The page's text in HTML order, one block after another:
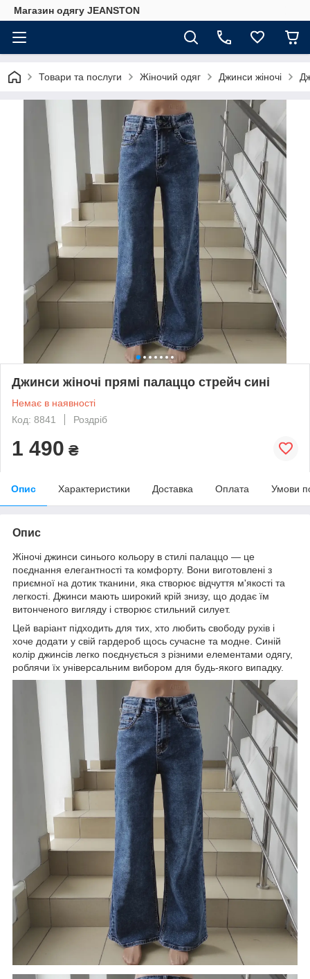
Магазин одягу JEANSTON
Товари та послуги Жіночий одяг Джинси жіночі
Джинси жіночі прямі палаццо стрейч сині
Немає в наявності
Код: 8841
Роздріб
1 490 ₴
Опис Характеристики Доставка Оплата Умови
Опис
Жіночі джинси синього кольору в стилі палаццо — це
поєднання елегантності та комфорту. Вони виготовлені з
приємної на дотик тканини, яка створює відчуття м'якості та
легкості. Джинси мають широкий крій знизу, що додає їм
витонченого вигляду і створює стильний силует.
Цей варіант підходить для тих, хто любить свободу рухів і
хоче додати у свій гардероб щось сучасне та модне. Синій
колір джинсів легко поєднується з різними елементами одягу,
роблячи їх універсальним вибором для будь-якого випадку.